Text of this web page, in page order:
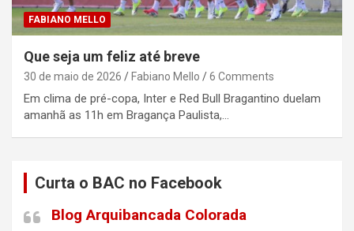
FABIANO MELLO
Que seja um feliz até breve
30 de maio de 2026 Fabiano Mello 6 Comments
Em clima de pré-copa, Inter e Red Bull Bragantino duelam
amanhã as 11h em Bragança Paulista,…
Curta o BAC no Facebook
Blog Arquibancada Colorada